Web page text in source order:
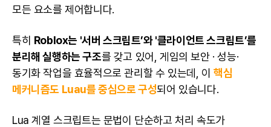
모든 요소를 제어합니다.
특히 Roblox는 '서버 스크립트’와 '클라이언트 스크립트’를
분리해 실행하는 구조를 갖고 있어, 게임의 보안 · 성능·
동기화 작업을 효율적으로 관리할 수 있는데, 이핵심
메커니즘도 Luau를 중심으로 구성되어 있습니다.
Lua 계열 스크립트는 문법이 단순하고 처리 속도가